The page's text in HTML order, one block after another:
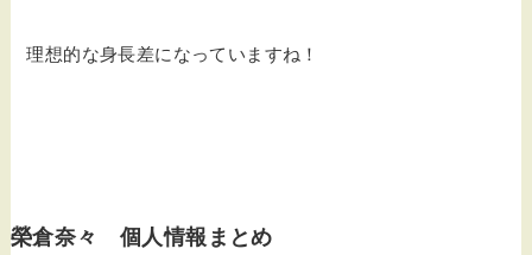
理想的な身長差になっていますね！
榮倉奈々 個人情報まとめ